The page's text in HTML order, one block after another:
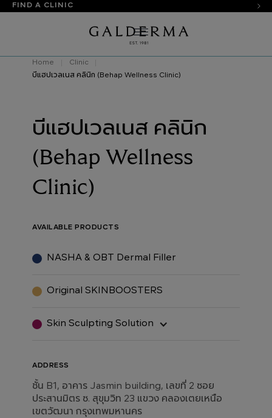
FIND A CLINIC
Home
Clinic
บีแฮปเวลเนส คลินิก (Behap Wellness Clinic)
บีแฮปเวลเนส คลินิก
(Behap Wellness
Clinic)
AVAILABLE PRODUCTS
NASHA & OBT Dermal Filler
Original SKINBOOSTERS
Skin Sculpting Solution
ADDRESS
ชั้น B1, อาคาร Jasmin building, เลขที่ 2 ซอย
ประสานมิตร ซ. สุขุมวิท 23 แขวง คลองเตยเหนือ
เขตวัฒนา กรุงเทพมหานคร